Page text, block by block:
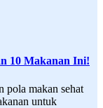
10 Makanan Ini!
pola makan sehat
untuk